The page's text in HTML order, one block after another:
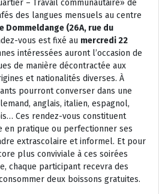
– Travail communautaire» de
des langues mensuels au centre
Dommeldange (26A, rue du
vous est fixé au mercredi 22
intéressées auront l’occasion de
de manière décontractée aux
et nationalités diverses. À
pourront converser dans une
anglais, italien, espagnol,
Ces rendez-vous constituent
en pratique ou perfectionner ses
extrascolaire et informel. Et pour
plus conviviale à ces soirées
chaque participant recevra des
deux boissons gratuites.